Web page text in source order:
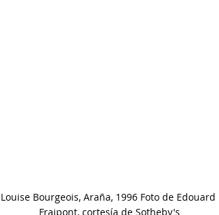
Louise Bourgeois, Araña, 1996 Foto de Edouard
Fraipont, cortesía de Sotheby's